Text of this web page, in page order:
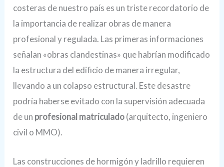
costeras de nuestro país es un triste recordatorio de
la importancia de realizar obras de manera
profesional y regulada. Las primeras informaciones
señalan «obras clandestinas» que habrían modificado
la estructura del edificio de manera irregular,
llevando a un colapso estructural. Este desastre
podría haberse evitado con la supervisión adecuada
de un profesional matriculado(arquitecto, ingeniero
civil o MMO).
Las construcciones de hormigón y ladrillo requieren